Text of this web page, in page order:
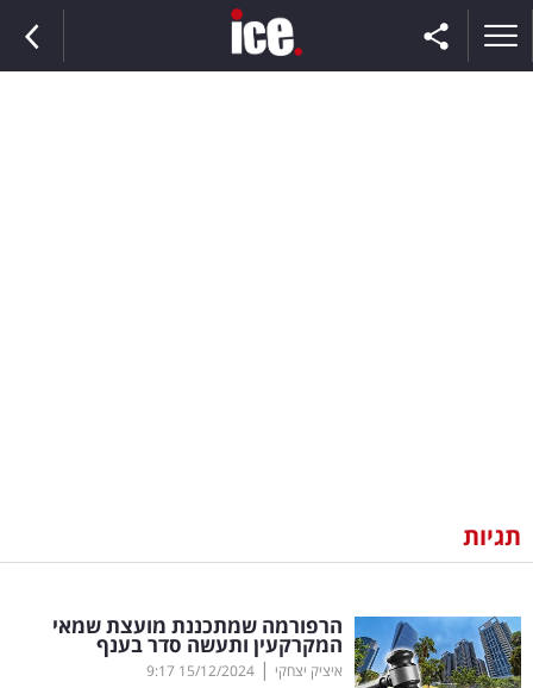
וצרכנות
דיגיטל
וטק
תגיות
הרפורמה שמתכננת מועצת שמאי
המקרקעין ותעשה סדר בענף
איציק יצחקי |
15/12/2024
9:17